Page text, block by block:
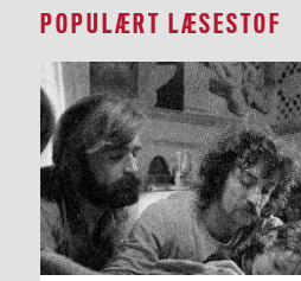
POPULÆRT LÆSESTOF